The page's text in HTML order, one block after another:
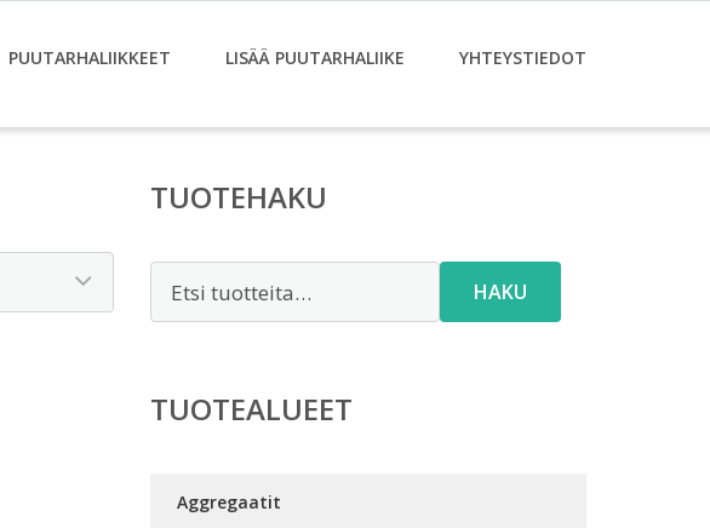
PUUTARHALIIKKEET LISÄÄ PUUTARHALIIKE YHTEYSTIEDOT
TUOTEHAKU
HAKU
TUOTEALUEET
Aggregaatit